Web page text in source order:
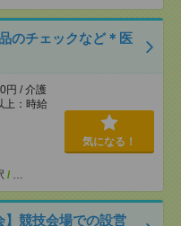
のチェックなど＊医
円 / 介護
上：時給
/ …
気になる！
】競技会場での設営